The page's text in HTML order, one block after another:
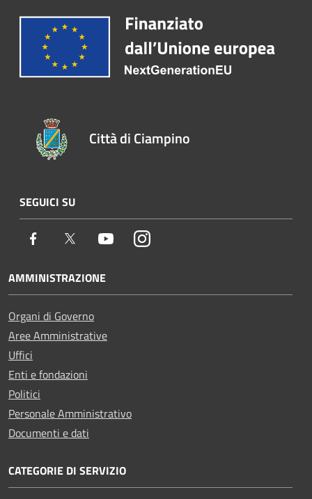
Città di Ciampino
SEGUICI SU
Facebook Twitter YoutubeInstagram
AMMINISTRAZIONE
Organi di Governo
Aree Amministrative
Uffici
Enti e fondazioni
Politici
Personale Amministrativo
Documenti e dati
CATEGORIE DI SERVIZIO